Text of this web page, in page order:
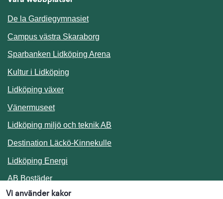
Vi använder kakor
De la Gardiegymnasiet
Campus västra Skaraborg
Sparbanken Lidköping Arena
Kultur i Lidköping
Lidköping växer
Vänermuseet
Lidköping miljö och teknik AB
Destination Läckö-KinnekulleLänk till annan webbplats.
Lidköping Energi
AB BostäderLänk till annan webbplats.